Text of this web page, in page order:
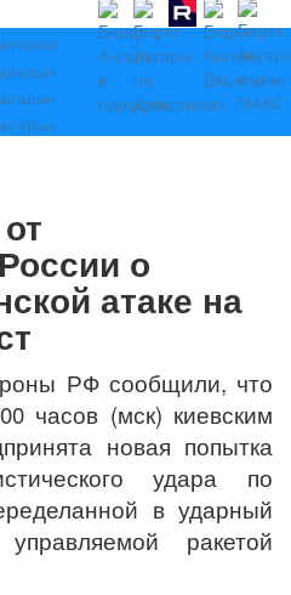
о
атаке на
РФ сообщили, что
часов (мск) киевским
новая попытка
удара по
в ударный
ракетой